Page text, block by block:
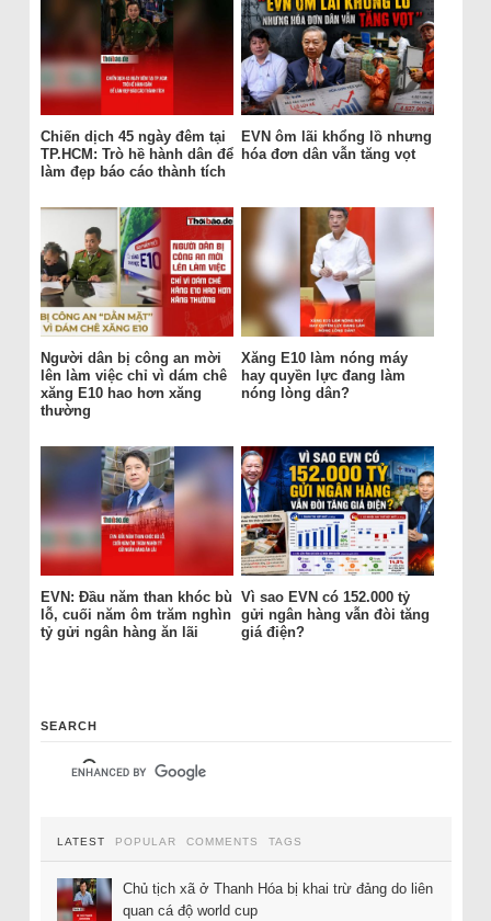
Chiến dịch 45 ngày đêm tại
TP.HCM: Trò hề hành dân để
làm đẹp báo cáo thành tích
EVN ôm lãi khổng lồ nhưng
hóa đơn dân vẫn tăng vọt
Người dân bị công an mời
lên làm việc chỉ vì dám chê
xăng E10 hao hơn xăng
thường
Xăng E10 làm nóng máy
hay quyền lực đang làm
nóng lòng dân?
EVN: Đầu năm than khóc bù
lỗ, cuối năm ôm trăm nghìn
tỷ gửi ngân hàng ăn lãi
Vì sao EVN có 152.000 tỷ
gửi ngân hàng vẫn đòi tăng
giá điện?
SEARCH
LATEST POPULAR COMMENTS TAGS
Chủ tịch xã ở Thanh Hóa bị khai trừ đảng do liên
quan cá độ world cup